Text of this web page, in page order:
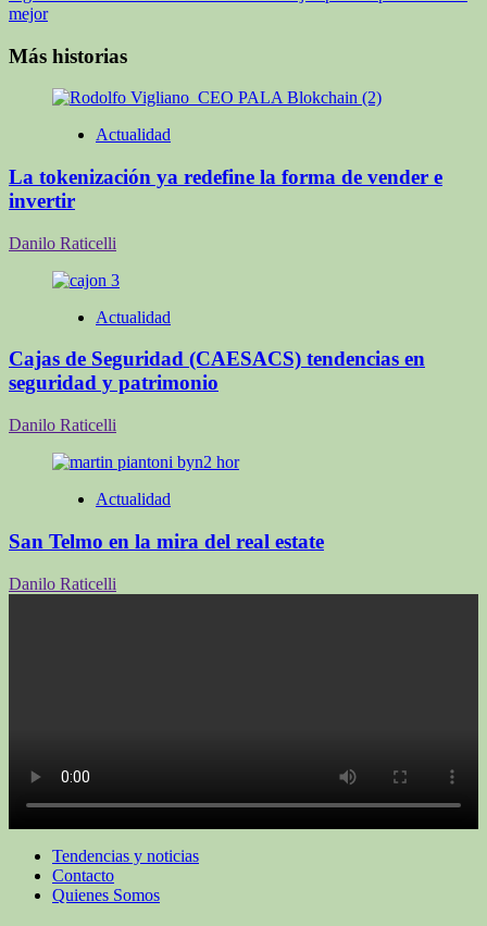
entradas
mejor
Más historias
Actualidad
La tokenización ya redefine la forma de vender e
invertir
Danilo Raticelli
Actualidad
Cajas de Seguridad (CAESACS) tendencias en
seguridad y patrimonio
Danilo Raticelli
Actualidad
San Telmo en la mira del real estate
Danilo Raticelli
Tendencias y noticias
Contacto
Quienes Somos